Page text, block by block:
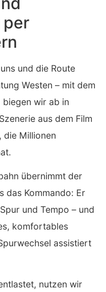
per
und die Route
Westen – mit dem
biegen wir ab in
aus dem Film
die Millionen
übernimmt der
das Kommando: Er
und Tempo – und
komfortables
assistiert
nutzen wir